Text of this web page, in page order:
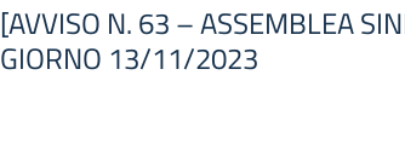
[AVVISO N. 63 – ASSEMBLEA
GIORNO 13/11/2023